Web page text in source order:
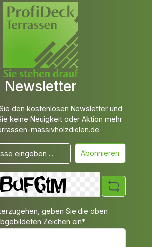
Newsletter
den kostenlosen Newsletter und
keine Neuigkeit oder Aktion mehr
massivholzdielen.de.
Abonnieren
geben Sie die oben
Zeichen ein*